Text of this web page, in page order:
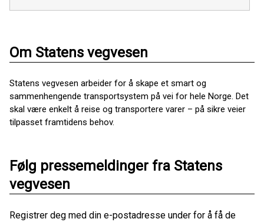
Om Statens vegvesen
Statens vegvesen arbeider for å skape et smart og
sammenhengende transportsystem på vei for hele Norge. Det
skal være enkelt å reise og transportere varer – på sikre veier
tilpasset framtidens behov.
Følg pressemeldinger fra Statens
vegvesen
Registrer deg med din e-postadresse under for å få de